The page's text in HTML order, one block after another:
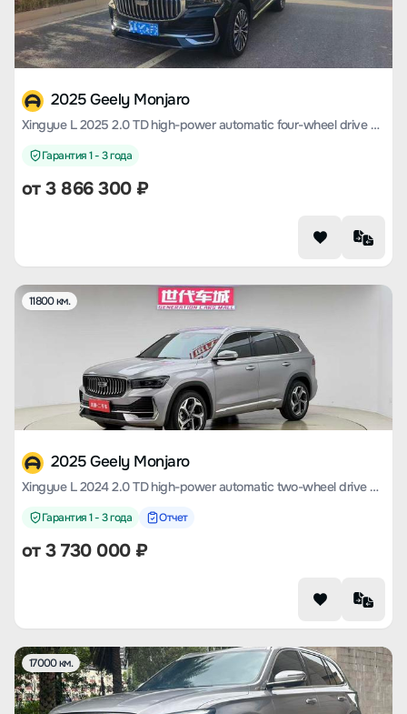
2025 Geely Monjaro
Xingyue L 2025 2.0 TD high-power automatic four-wheel drive Dongfang Yao Mochizuki Edition
Гарантия 1 - 3 года
от3 866 300₽
11800 км.
2025 Geely Monjaro
Xingyue L 2024 2.0 TD high-power automatic two-wheel drive cloud version
Гарантия 1 - 3 года Отчет
от3 730 000₽
17000 км.